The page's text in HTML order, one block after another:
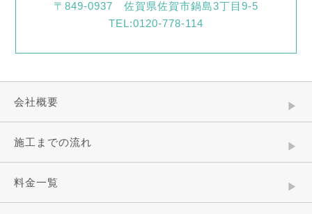
〒849-0937 佐賀県佐賀市鍋島3丁目9-5
TEL:0120-778-114
会社概要
施工までの流れ
料金一覧